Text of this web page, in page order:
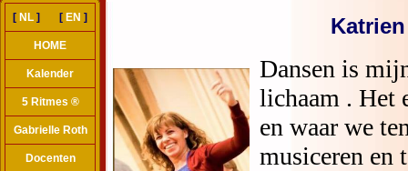
[ NL ] [ EN ]
HOME
Kalender
5 Ritmes ®
Gabrielle Roth
Docenten